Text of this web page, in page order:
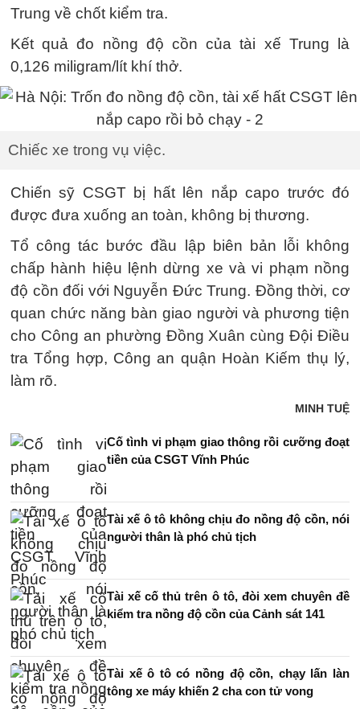
Trung về chốt kiểm tra.
Kết quả đo nồng độ cồn của tài xế Trung là
0,126 miligram/lít khí thở.
Chiếc xe trong vụ việc.
Chiến sỹ CSGT bị hất lên nắp capo trước đó
được đưa xuống an toàn, không bị thương.
Tổ công tác bước đầu lập biên bản lỗi không
chấp hành hiệu lệnh dừng xe và vi phạm nồng
độ cồn đối với Nguyễn Đức Trung. Đồng thời, cơ
quan chức năng bàn giao người và phương tiện
cho Công an phường Đồng Xuân cùng Đội Điều
tra Tổng hợp, Công an quận Hoàn Kiếm thụ lý,
làm rõ.
MINH TUỆ
Cố tình vi phạm giao thông rồi cưỡng đoạt
tiền của CSGT Vĩnh Phúc
Tài xế ô tô không chịu đo nồng độ cồn, nói
người thân là phó chủ tịch
Tài xế cố thủ trên ô tô, đòi xem chuyên đề
kiểm tra nồng độ cồn của Cảnh sát 141
Tài xế ô tô có nồng độ cồn, chạy lấn làn
tông xe máy khiến 2 cha con tử vong